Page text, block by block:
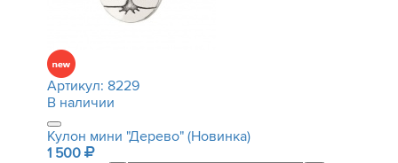
Артикул: 8229
В наличии
Кулон мини "Дерево" (Новинка)
1 500